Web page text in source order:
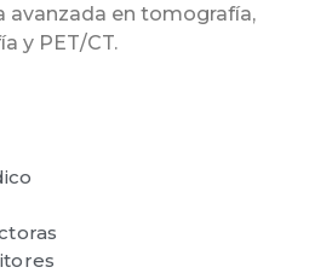
avanzada en tomografía,
y PET/CT.